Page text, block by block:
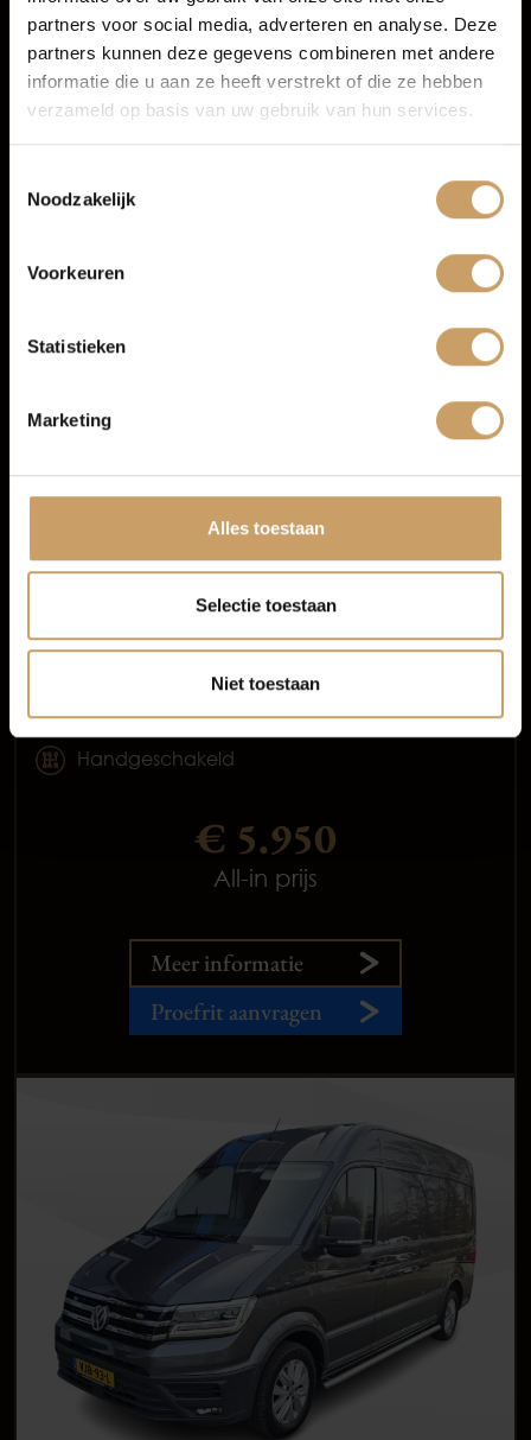
partners voor social media, adverteren en analyse. Deze
partners kunnen deze gegevens combineren met andere
informatie die u aan ze heeft verstrekt of die ze hebben
verzameld op basis van uw gebruik van hun services.
Noodzakelijk
Voorkeuren
Statistieken
Marketing
Alles toestaan
Selectie toestaan
Niet toestaan
Meer informatie
Proefrit aanvragen
Volkswagen Golf
Benzine
Handgeschakeld
€ 5.950
All-in prijs
Meer informatie
Proefrit aanvragen
Verkoop
Auto onderhoud
Over Autobedrijf De Baaij
Afleverpakketten